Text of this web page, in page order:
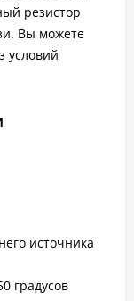
резистор
Вы можете
условий
источника
градусов